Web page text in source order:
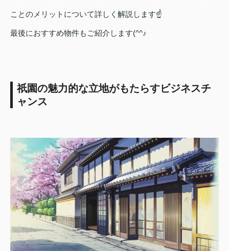
ことのメリットについて詳しく解説します☝
最後におすすめ物件もご紹介します(^^♪
祇園の魅力的な立地がもたらすビジネスチ
ャンス